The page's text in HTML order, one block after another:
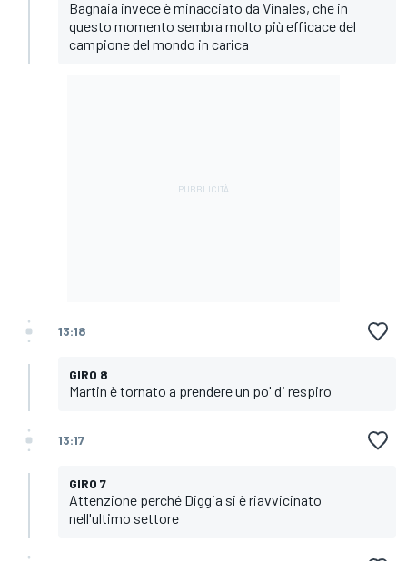
Bagnaia invece è minacciato da Vinales, che in
questo momento sembra molto più efficace del
campione del mondo in carica
13:18
GIRO 8
Martin è tornato a prendere un po' di respiro
13:17
GIRO 7
Attenzione perché Diggia si è riavvicinato
nell'ultimo settore